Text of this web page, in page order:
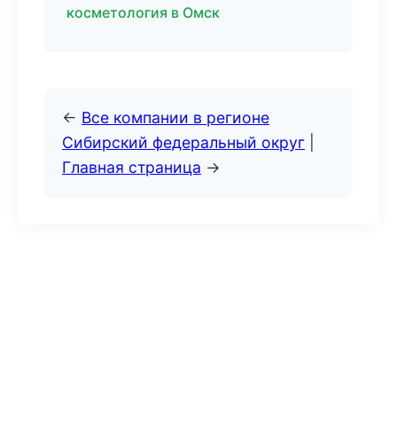
косметология в Омск
← Все компании в регионе
Сибирский федеральный округ
Главная страница →